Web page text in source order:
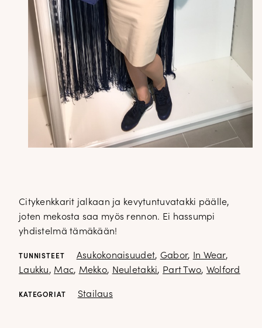
Citykenkkarit jalkaan ja kevytuntuvatakki päälle,
joten mekosta saa myös rennon. Ei hassumpi
yhdistelmä tämäkään!
TUNNISTEET Asukokonaisuudet, Gabor, In Wear,
Laukku, Mac, Mekko, Neuletakki, Part Two, Wolford
KATEGORIAT Stailaus